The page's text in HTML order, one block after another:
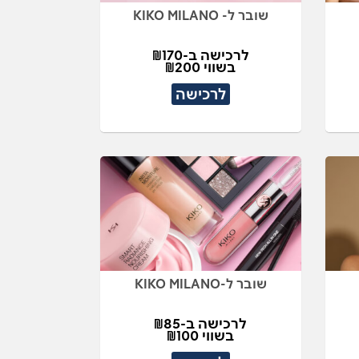
שובר ל- KIKO MILANO
לרכישה ב-₪170
בשווי ₪200
לרכישה
שובר ל-KIKO MILANO
לרכישה ב-₪85
בשווי ₪100